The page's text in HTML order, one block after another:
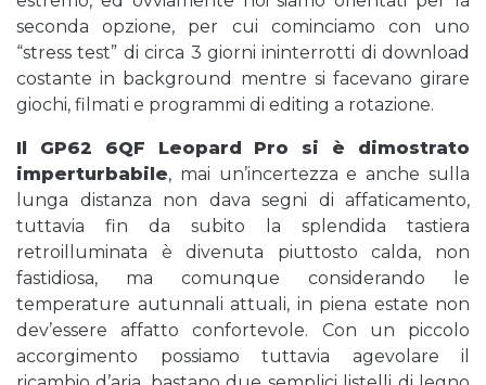
seconda opzione, per cui cominciamo con uno
“stress test” di circa 3 giorni ininterrotti di download
costante in background mentre si facevano girare
giochi, filmati e programmi di editing a rotazione.
Il GP62 6QF Leopard Pro si è dimostrato
imperturbabile, mai un’incertezza e anche sulla
lunga distanza non dava segni di affaticamento,
tuttavia fin da subito la splendida tastiera
retroilluminata è divenuta piuttosto calda, non
fastidiosa, ma comunque considerando le
temperature autunnali attuali, in piena estate non
dev’essere affatto confortevole. Con un piccolo
accorgimento possiamo tuttavia agevolare il